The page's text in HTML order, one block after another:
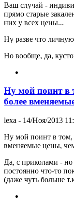
Ваш случай -
прямо старые
них у всех цены...
Ну разве что
Но вообще, да,
Ну мой поинт в
более
lexa - 14/Ноя/2013
Ну мой поинт в том,
вменяемые цены,
Да, с приколами -
постоянно что-то
(даже чуть больше